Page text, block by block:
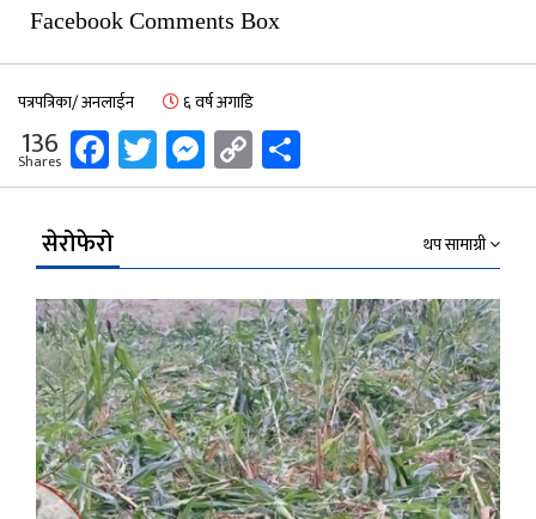
Facebook Comments Box
पत्रपत्रिका/ अनलाईन ६ वर्ष अगाडि
136
Shares Facebook
Twitter
Messenger
Copy
Link
सेरोफेरो थप सामाग्री